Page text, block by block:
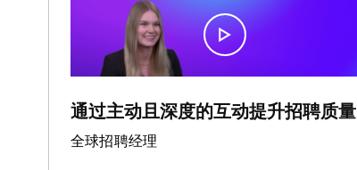
通过主动且深度的互动提升招聘质量
全球招聘经理